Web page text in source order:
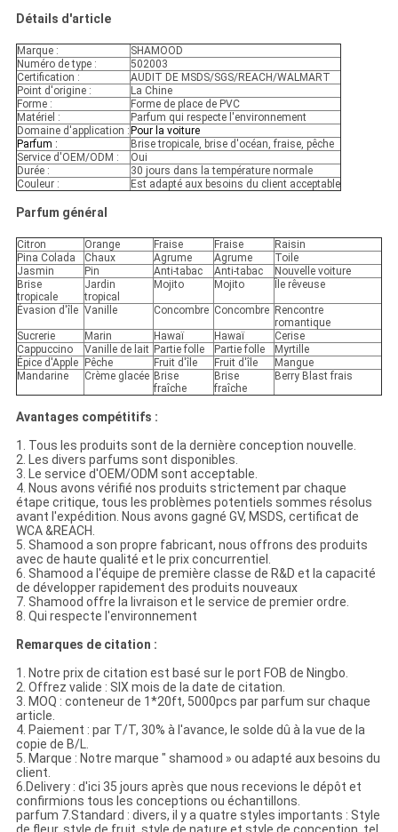
Détails d'article
Marque :
SHAMOOD
Numéro de type :
502003
Certification :
AUDIT DE MSDS/SGS/REACH/WALMART
Point d'origine :
La Chine
Forme :
Forme de place de PVC
Matériel :
Parfum qui respecte l'environnement
Domaine d'application : Pour la voiture
Parfum :
Brise tropicale, brise d'océan, fraise, pêche
Service d'OEM/ODM :
Oui
Durée :
30 jours dans la température normale
Couleur :
Est adapté aux besoins du client acceptable
Parfum général
Citron Orange Fraise Fraise
Raisin
Pina Colada
Chaux Agrume Agrume
Toile
Jasmin
Pin Anti-tabac Anti-tabac
Nouvelle voiture
Brise
tropicale
Jardin
tropical
Mojito Mojito Île rêveuse
Évasion d'île Vanille Concombre Concombre Rencontre
romantique
Sucrerie
Marin Hawaï Hawaï
Cerise
Cappuccino
Vanille de lait Partie folle Partie folle
Myrtille
Épice d'Apple
Pêche Fruit d'île Fruit d'île
Mangue
Mandarine
Crème glacée Brise
fraîche
Brise
fraîche
Berry Blast frais
Avantages compétitifs :
1. Tous les produits sont de la dernière conception nouvelle.
2. Les divers parfums sont disponibles.
3. Le service d'OEM/ODM sont acceptable.
4. Nous avons vérifié nos produits strictement par chaque
étape critique, tous les problèmes potentiels sommes résolus
avant l'expédition. Nous avons gagné GV, MSDS, certificat de
WCA &REACH.
5. Shamood a son propre fabricant, nous offrons des produits
avec de haute qualité et le prix concurrentiel.
6. Shamood a l'équipe de première classe de R&D et la capacité
de développer rapidement des produits nouveaux
7. Shamood offre la livraison et le service de premier ordre.
8. Qui respecte l'environnement
Remarques de citation :
1. Notre prix de citation est basé sur le port FOB de Ningbo.
2. Offrez valide : SIX mois de la date de citation.
3. MOQ : conteneur de 1*20ft, 5000pcs par parfum sur chaque
article.
4. Paiement : par T/T, 30% à l'avance, le solde dû à la vue de la
copie de B/L.
5. Marque : Notre marque " shamood » ou adapté aux besoins du
client.
6.Delivery : d'ici 35 jours après que nous recevions le dépôt et
confirmions tous les conceptions ou échantillons.
parfum 7.Standard : divers, il y a quatre styles importants : Style